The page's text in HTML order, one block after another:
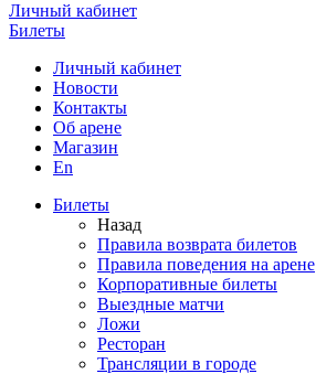
Личный кабинет
Билеты
Личный кабинет
Новости
Контакты
Об арене
Магазин
En
Билеты
Назад
Правила возврата билетов
Правила поведения на арене
Корпоративные билеты
Выездные матчи
Ложи
Ресторан
Трансляции в городе